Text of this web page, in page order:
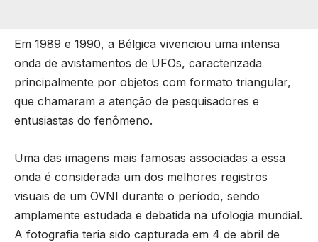
Em 1989 e 1990, a Bélgica vivenciou uma intensa
onda de avistamentos de UFOs, caracterizada
principalmente por objetos com formato triangular,
que chamaram a atenção de pesquisadores e
entusiastas do fenômeno.
Uma das imagens mais famosas associadas a essa
onda é considerada um dos melhores registros
visuais de um OVNI durante o período, sendo
amplamente estudada e debatida na ufologia mundial.
A fotografia teria sido capturada em 4 de abril de